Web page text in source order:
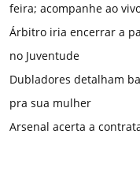
feira; acompanhe ao
Árbitro iria encerrar a
no Juventude
Dubladores detalham
pra sua mulher
Arsenal acerta a